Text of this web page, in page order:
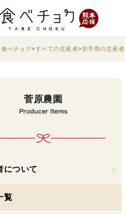
べチョク すべての生産者 岩手県の生産者
菅原農園
について
覧